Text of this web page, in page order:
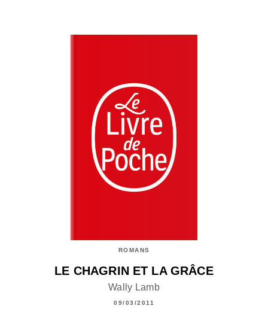
ROMANS
LE CHAGRIN ET LA GRÂCE
Wally Lamb
09/03/2011